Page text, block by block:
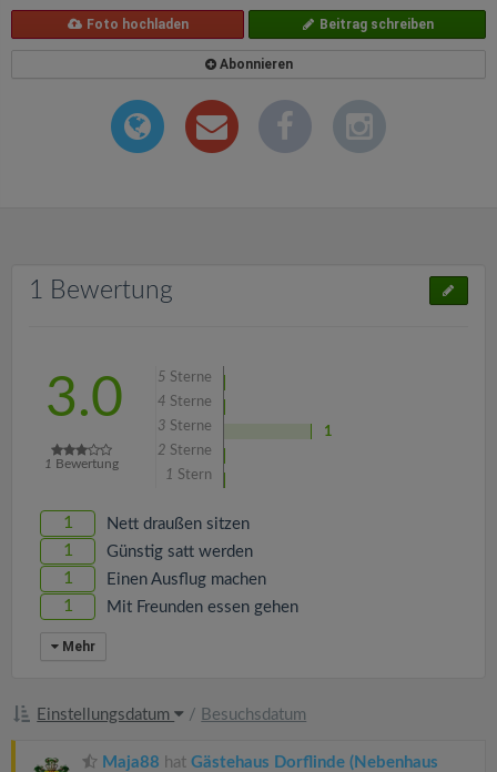
Foto hochladen Beitrag schreiben
Abonnieren
1 Bewertung
3.0
1 Bewertung
5 Sterne
4 Sterne
3 Sterne
1
2 Sterne
1 Stern
1 Nett draußen sitzen
1 Günstig satt werden
1 Einen Ausflug machen
1 Mit Freunden essen gehen
Mehr
Einstellungsdatum / Besuchsdatum
Maja88 hat Gästehaus Dorflinde (Nebenhaus